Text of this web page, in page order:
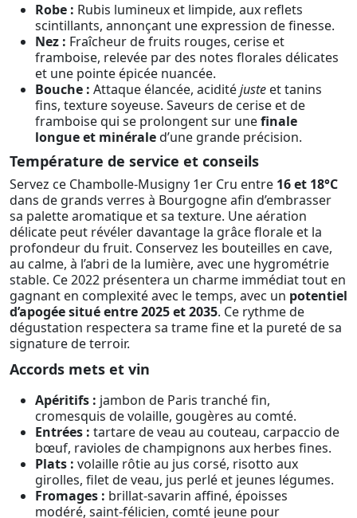
Robe : Rubis lumineux et limpide, aux reflets
scintillants, annonçant une expression de finesse.
Nez : Fraîcheur de fruits rouges, cerise et
framboise, relevée par des notes florales délicates
et une pointe épicée nuancée.
Bouche : Attaque élancée, aciditéjuste et tanins
fins, texture soyeuse. Saveurs de cerise et de
framboise qui se prolongent sur unefinale
longue et minéraled’une grande précision.
Température de service et conseils
Servez ce Chambolle-Musigny 1er Cru entre 16 et 18°C
dans de grands verres à Bourgogne afin d’embrasser
sa palette aromatique et sa texture. Une aération
délicate peut révéler davantage la grâce florale et la
profondeur du fruit. Conservez les bouteilles en cave,
au calme, à l’abri de la lumière, avec une hygrométrie
stable. Ce 2022 présentera un charme immédiat tout en
gagnant en complexité avec le temps, avec un potentiel
d’apogée situé entre 2025 et 2035. Ce rythme de
dégustation respectera sa trame fine et la pureté de sa
signature de terroir.
Accords mets et vin
Apéritifs : jambon de Paris tranché fin,
cromesquis de volaille, gougères au comté.
Entrées : tartare de veau au couteau, carpaccio de
bœuf, ravioles de champignons aux herbes fines.
Plats : volaille rôtie au jus corsé, risotto aux
girolles, filet de veau, jus perlé et jeunes légumes.
Fromages : brillat-savarin affiné, époisses
modéré, saint-félicien, comté jeune pour